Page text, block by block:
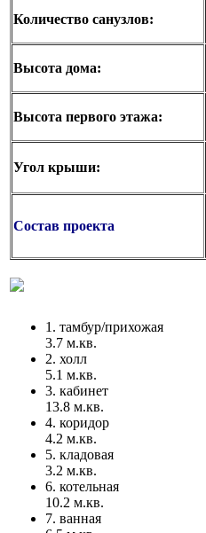
Количество санузлов:
Высота дома:
Высота первого этажа:
Угол крыши:
Состав проекта
1. тамбур/прихожая
3.7 м.кв.
2. холл
5.1 м.кв.
3. кабинет
13.8 м.кв.
4. коридор
4.2 м.кв.
5. кладовая
3.2 м.кв.
6. котельная
10.2 м.кв.
7. ванная